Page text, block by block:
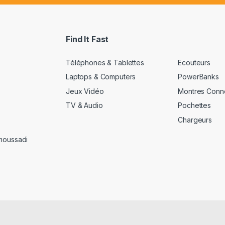
a
Find It Fast
Téléphones & Tablettes
Laptops & Computers
Jeux Vidéo
TV & Audio
Ecouteurs
PowerBanks
Montres
Pochettes
Chargeurs